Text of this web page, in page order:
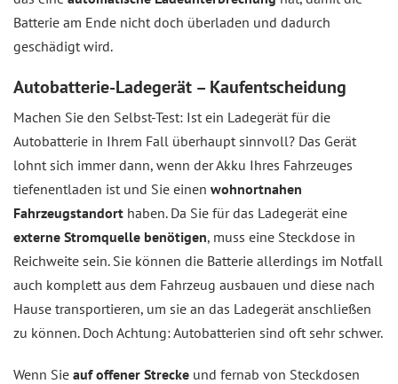
Batterie am Ende nicht doch überladen und dadurch
geschädigt wird.
Autobatterie-Ladegerät – Kaufentscheidung
Machen Sie den Selbst-Test: Ist ein Ladegerät für die
Autobatterie in Ihrem Fall überhaupt sinnvoll? Das Gerät
lohnt sich immer dann, wenn der Akku Ihres Fahrzeuges
tiefenentladen ist und Sie einen wohnortnahen
Fahrzeugstandort haben. Da Sie für das Ladegerät eine
externe Stromquelle benötigen, muss eine Steckdose in
Reichweite sein. Sie können die Batterie allerdings im Notfall
auch komplett aus dem Fahrzeug ausbauen und diese nach
Hause transportieren, um sie an das Ladegerät anschließen
zu können. Doch Achtung: Autobatterien sind oft sehr schwer.
Wenn Sie auf offener Strecke und fernab von Steckdosen